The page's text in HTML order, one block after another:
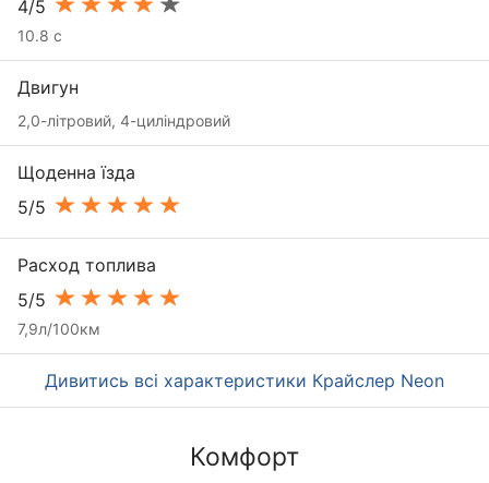
4/5
10.8 с
Двигун
2,0-літровий, 4-циліндровий
Щоденна їзда
5/5
Расход топлива
5/5
7,9л/100км
Дивитись всі характеристики Крайслер Neon
Комфорт